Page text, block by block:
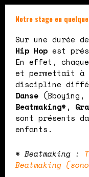
Notre stage en
Sur une durée de
Hip Hop est
En effet,
et permettait à
discipline
Danse
Beatmaking* ,
sont présents
enfants.
* Beatmaking :
Beatmaking